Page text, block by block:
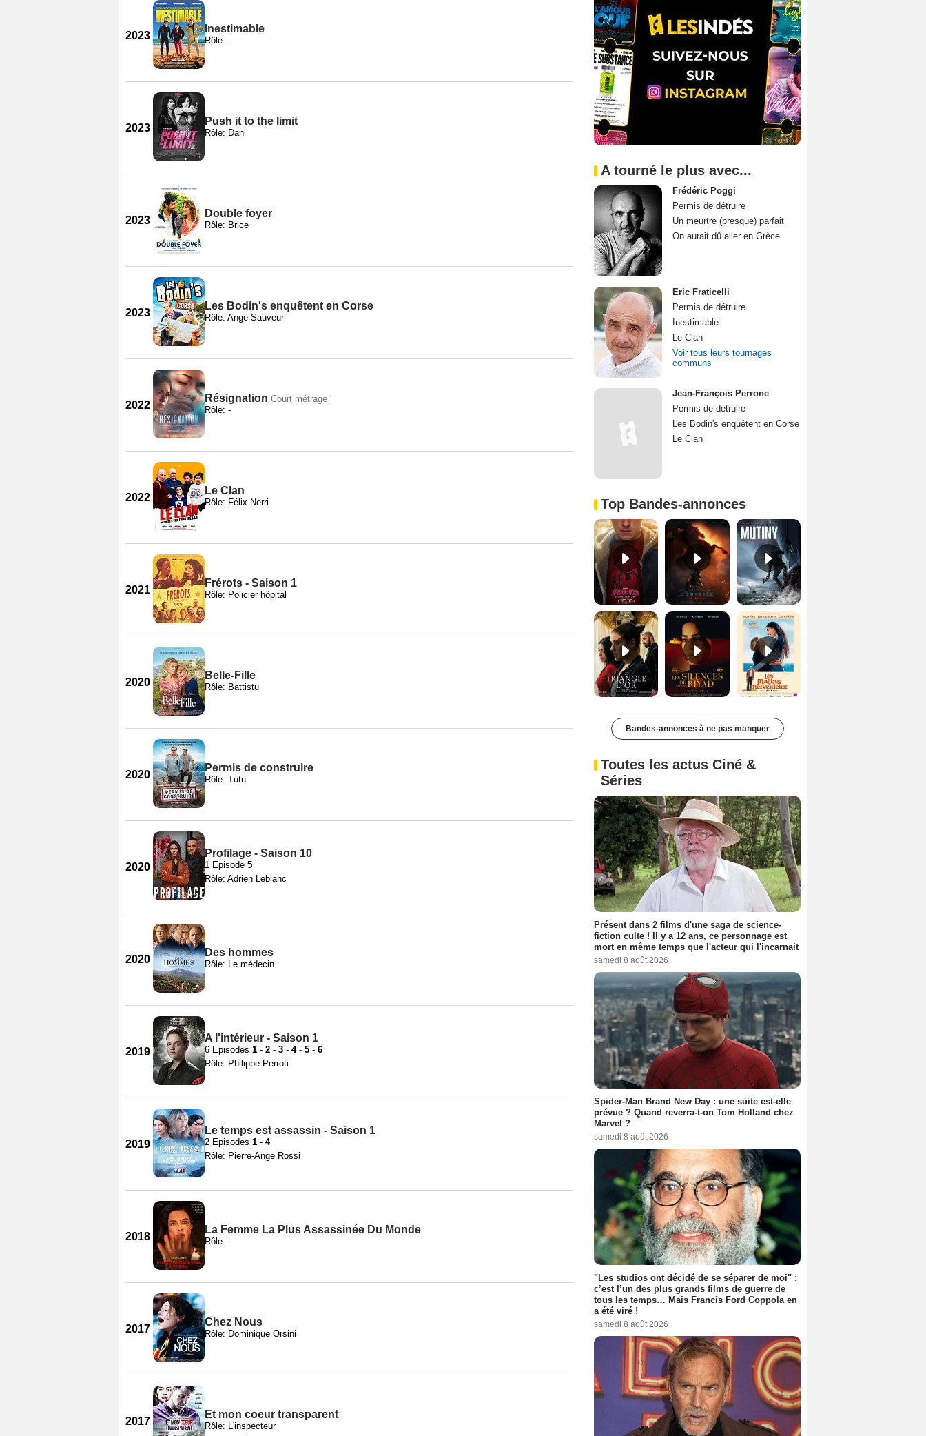
2023
Inestimable
Rôle: -
2023
Push it to the limit
Rôle: Dan
2023
Double foyer
Rôle: Brice
2023
Les Bodin's enquêtent en Corse
Rôle: Ange-Sauveur
2022
Résignation Court métrage
Rôle: -
2022
Le Clan
Rôle: Félix Nerri
2021
Frérots - Saison 1
Rôle: Policier hôpital
2020
Belle-Fille
Rôle: Battistu
2020
Permis de construire
Rôle: Tutu
2020
Profilage - Saison 10
1 Episode 5
Rôle: Adrien Leblanc
2020
Des hommes
Rôle: Le médecin
2019
A l'intérieur - Saison 1
6 Episodes 1 - 2 - 3 - 4- 5 - 6
Rôle: Philippe Perroti
2019
Le temps est assassin - Saison 1
2 Episodes 1 - 4
Rôle: Pierre-Ange Rossi
2018
La Femme La Plus Assassinée Du Monde
Rôle: -
2017
Chez Nous
Rôle: Dominique Orsini
2017
Et mon coeur transparent
Rôle: L'inspecteur
A tourné le plus avec...
Frédéric Poggi
Permis de détruire
Un meurtre (presque) parfait
On aurait dû aller en Grèce
Eric Fraticelli
Permis de détruire
Inestimable
Le Clan
Voir tous leurs tournages
communs
Jean-François Perrone
Permis de détruire
Les Bodin's enquêtent en Corse
Le Clan
Top Bandes-annonces
Spider-Man: Brand New Day Bande-annonce VO STFR L'Odyssée Bande-annonce VO STFR
Les Silences de Riyad Bande-annonce VO STFR Les Matins merveilleux Bande-annonce VF
Bandes-annonces à ne pas manquer
Toutes les actus Ciné &
Séries
Présent dans 2 films d'une saga de science-
fiction culte ! Il y a 12 ans, ce personnage est
mort en même temps que l'acteur qui l'incarnait
samedi 8 août 2026
Spider-Man Brand New Day : une suite est-elle
prévue ? Quand reverra-t-on Tom Holland chez
Marvel ?
samedi 8 août 2026
"Les studios ont décidé de se séparer de moi" :
c’est l’un des plus grands films de guerre de
tous les temps… Mais Francis Ford Coppola en
a été viré !
samedi 8 août 2026